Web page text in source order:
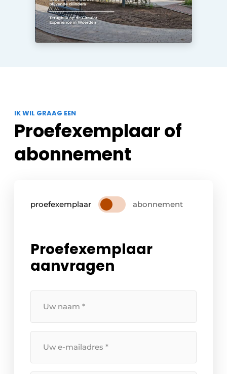
IK WIL GRAAG EEN
Proefexemplaar of
abonnement
proefexemplaar abonnement
Proefexemplaar
aanvragen
naam*
mailadres*